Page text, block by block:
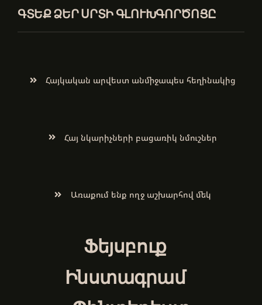
ԳՏԵՔ ՁԵՐ ՍՐՏԻ ԳԼՈՒԽԳՈՐԾՈՑԸ
Հայկական արվեստ անմիջապես հեղինակից
Հայ նկարիչների բացառիկ նմուշներ
Առաքում ենք ողջ աշխարհով մեկ
Ֆեյսբուք
Ինստագրամ